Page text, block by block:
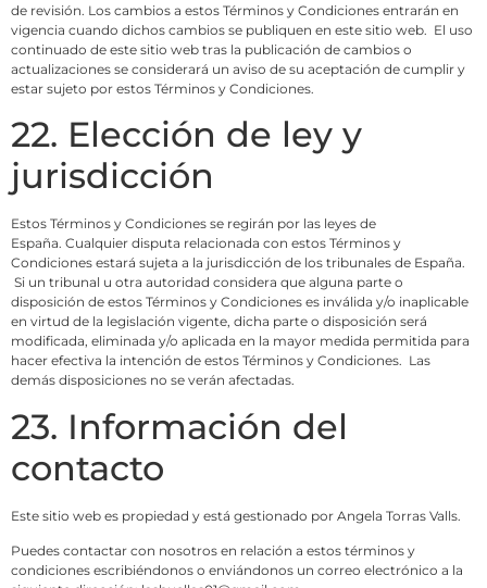
de revisión. Los cambios a estos Términos y Condiciones entrarán en
vigencia cuando dichos cambios se publiquen en este sitio web. El uso
continuado de este sitio web tras la publicación de cambios o
actualizaciones se considerará un aviso de su aceptación de cumplir y
estar sujeto por estos Términos y Condiciones.
22. Elección de ley y
jurisdicción
Estos Términos y Condiciones se regirán por las leyes de
España. Cualquier disputa relacionada con estos Términos y
Condiciones estará sujeta a la jurisdicción de los tribunales de España.
Si un tribunal u otra autoridad considera que alguna parte o
disposición de estos Términos y Condiciones es inválida y/o inaplicable
en virtud de la legislación vigente, dicha parte o disposición será
modificada, eliminada y/o aplicada en la mayor medida permitida para
hacer efectiva la intención de estos Términos y Condiciones. Las
demás disposiciones no se verán afectadas.
23. Información del
contacto
Este sitio web es propiedad y está gestionado por Angela Torras Valls.
Puedes contactar con nosotros en relación a estos términos y
condiciones escribiéndonos o enviándonos un correo electrónico a la